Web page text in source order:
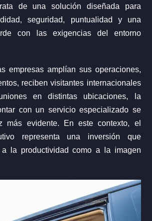
de una solución diseñada para
seguridad, puntualidad y una
con las exigencias del entorno
empresas amplían sus operaciones,
reciben visitantes internacionales
en distintas ubicaciones, la
con un servicio especializado se
más evidente. En este contexto, el
representa una inversión que
a la productividad como a la imagen